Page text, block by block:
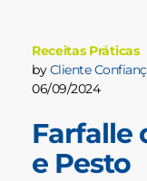
Farfalle
e Pesto
06/09/2024
by Cliente
Receitas Práticas